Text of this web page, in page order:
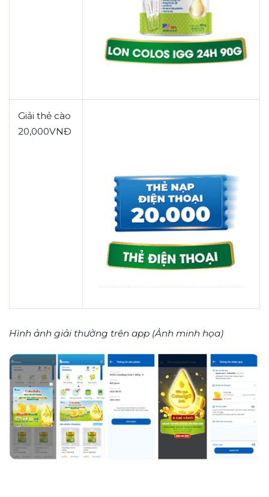
Giải thẻ cào
20,000VNĐ
Hình ảnh giải thưởng trên app (Ảnh minh họa)